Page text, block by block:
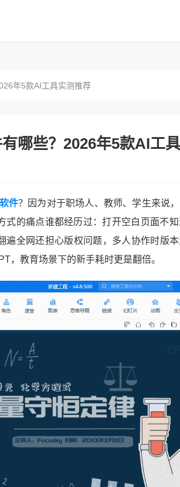
年5款AI工具实测推荐
哪些？2026年5款AI工
件？因为对于职场人、教师、学生来说
式的痛点谁都经历过：打开空白页面不
遍全网还担心版权问题，多人协作时版
，教育场景下的新手耗时更是翻倍。